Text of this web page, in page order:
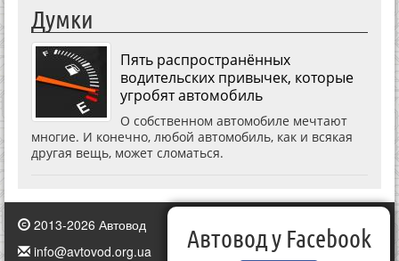
Думки
Пять распространённых
водительских привычек, которые
угробят автомобиль
О собственном автомобиле мечтают
многие. И конечно, любой автомобиль, как и всякая
другая вещь, может сломаться.
2013-2026 Автовод
info@avtovod.org.ua
Автовод у Facebook